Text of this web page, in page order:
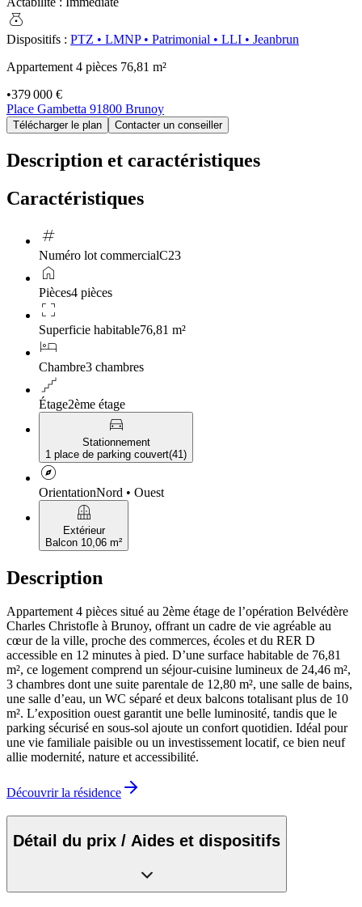
money_bag
Dispositifs : PTZ • LMNP• Patrimonial • LLI • Jeanbrun
Appartement 4 pièces 76,81 m²
•379 000 €
Place Gambetta 91800 Brunoy
Télécharger le plan Contacter un conseiller
Description et caractéristiques
Caractéristiques
tag
Numéro lot commercialC23
home
Pièces4 pièces
crop_free
Superficie habitable76,81 m²
hotel
Chambre3 chambres
floor
Étage2ème étage
directions_car
Stationnement
1 place de parking couvert(41)
explore
OrientationNord • Ouest
balcony
Extérieur
Balcon 10,06 m²
Description
Appartement 4 pièces situé au 2ème étage de l’opération Belvédère
Charles Christofle à Brunoy, offrant un cadre de vie agréable au
cœur de la ville, proche des commerces, écoles et du RER D
accessible en 12 minutes à pied. D’une surface habitable de 76,81
m², ce logement comprend un séjour-cuisine lumineux de 24,46 m²,
3 chambres dont une suite parentale de 12,80 m², une salle de bains,
une salle d’eau, un WC séparé et deux balcons totalisant plus de 10
m². L’exposition ouest garantit une belle luminosité, tandis que le
parking sécurisé en sous-sol ajoute un confort quotidien. Idéal pour
une vie familiale paisible ou un investissement locatif, ce bien neuf
allie modernité, nature et accessibilité.
Découvrir la résidence
Détail du prix / Aides et dispositifs